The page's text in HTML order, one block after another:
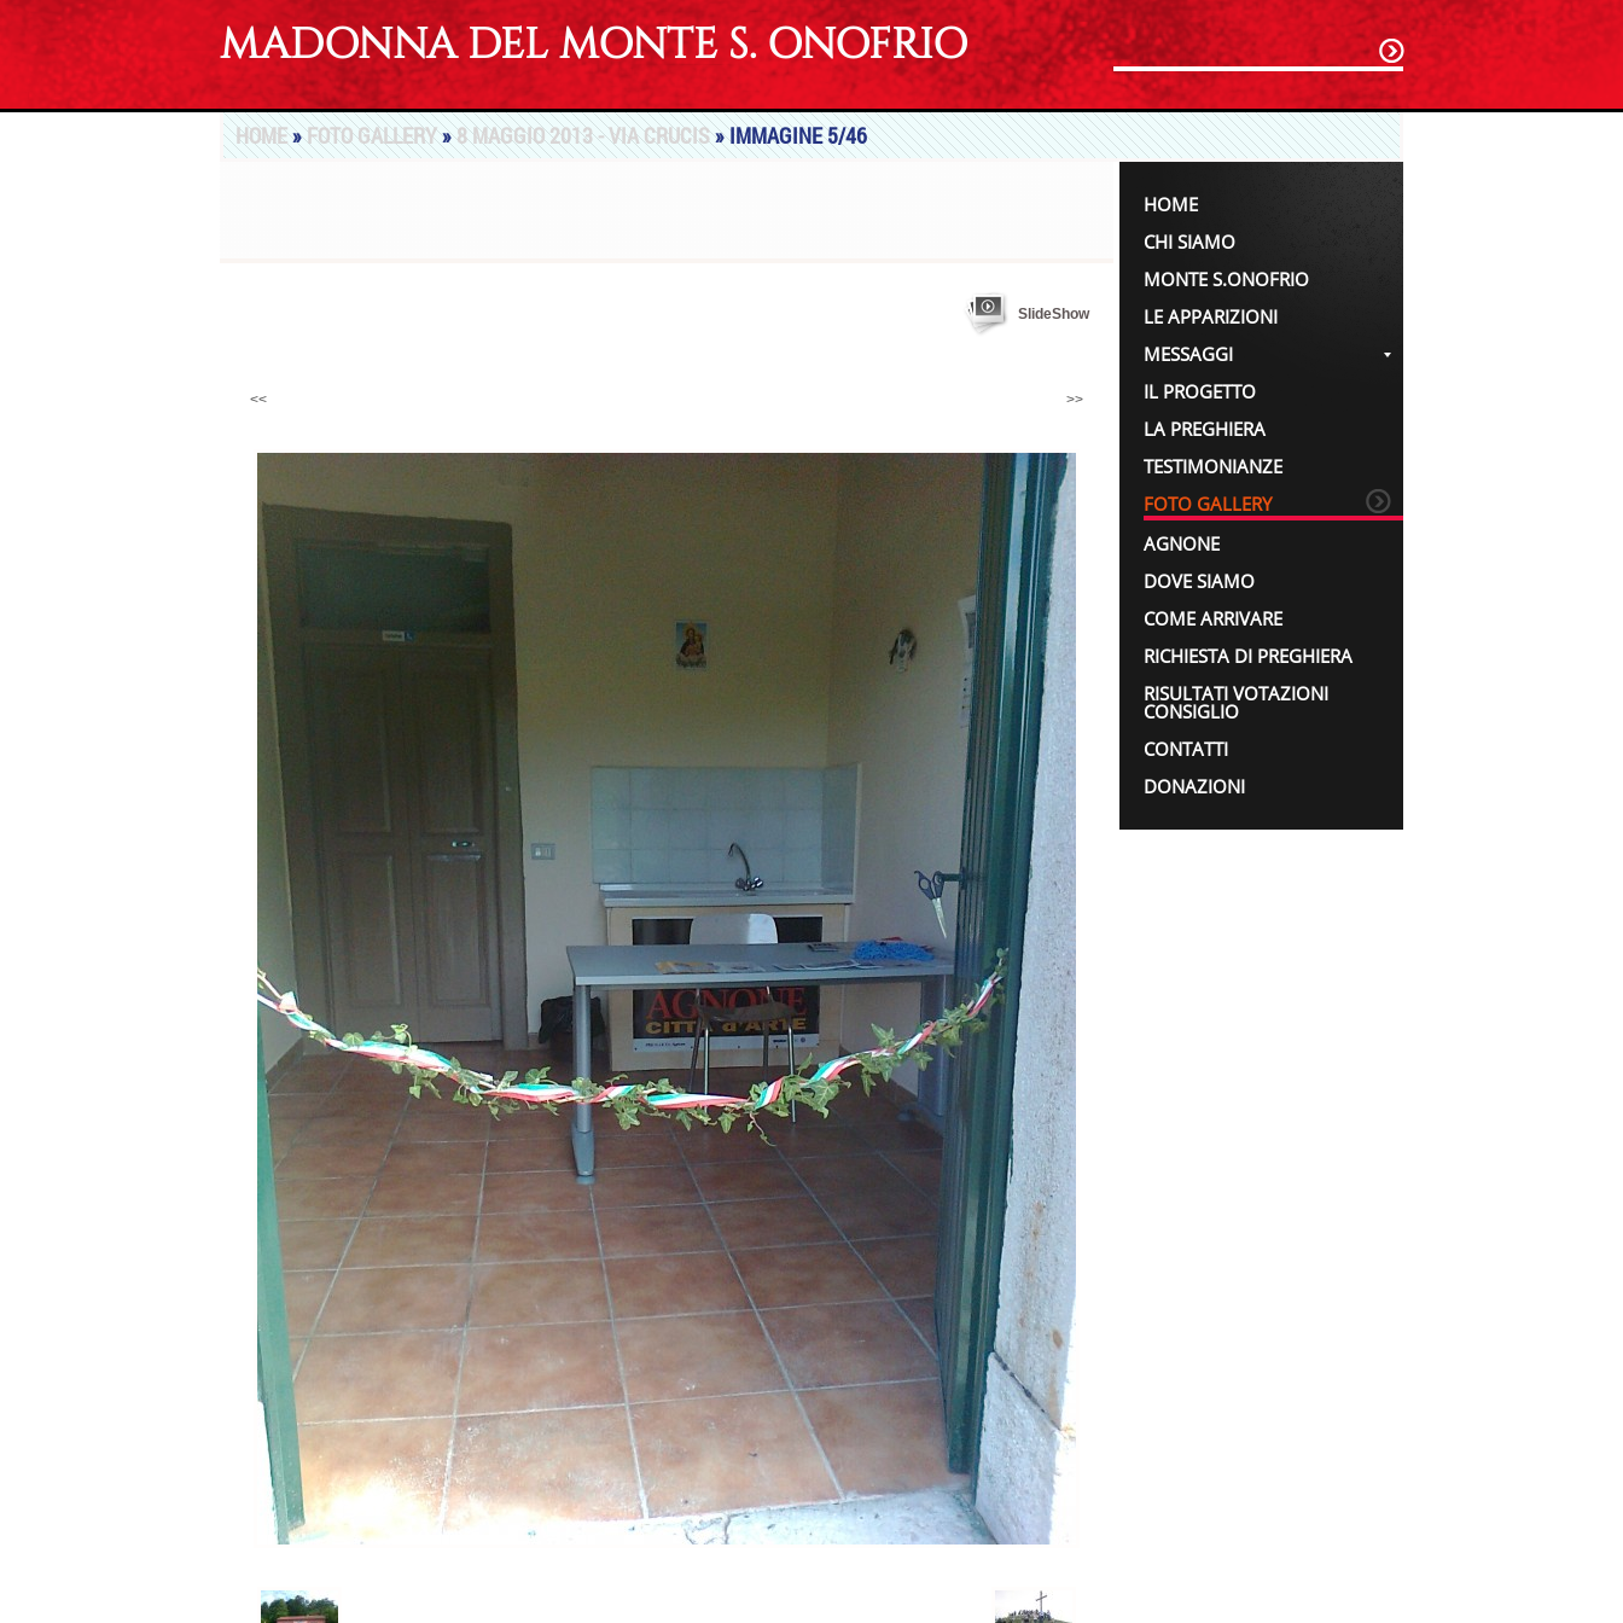
MADONNA DEL MONTE S. ONOFRIO
HOME»FOTO GALLERY»8 MAGGIO 2013 - VIA CRUCIS» IMMAGINE 5/46
SlideShow
<< >>
HOME
CHI SIAMO
MONTE S.ONOFRIO
LE APPARIZIONI
MESSAGGI
IL PROGETTO
LA PREGHIERA
TESTIMONIANZE
FOTO GALLERY
AGNONE
DOVE SIAMO
COME ARRIVARE
RICHIESTA DI PREGHIERA
RISULTATI VOTAZIONI
CONSIGLIO
CONTATTI
DONAZIONI